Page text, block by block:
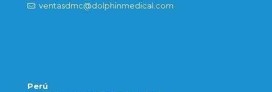
ventasdmc@dolphinmedical.com
Perú